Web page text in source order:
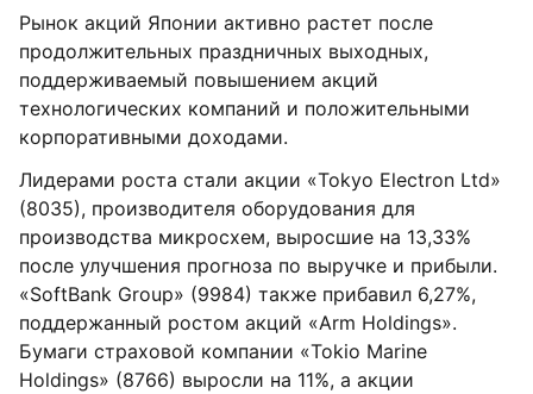
Рынок акций Японии активно растет после
продолжительных праздничных выходных,
поддерживаемый повышением акций
технологических компаний и положительными
корпоративными доходами.
Лидерами роста стали акции «Tokyo Electron Ltd»
(8035), производителя оборудования для
производства микросхем, выросшие на 13,33%
после улучшения прогноза по выручке и прибыли.
«SoftBank Group» (9984) также прибавил 6,27%,
поддержанный ростом акций «Arm Holdings».
Бумаги страховой компании «Tokio Marine
Holdings» (8766) выросли на 11%, а акции